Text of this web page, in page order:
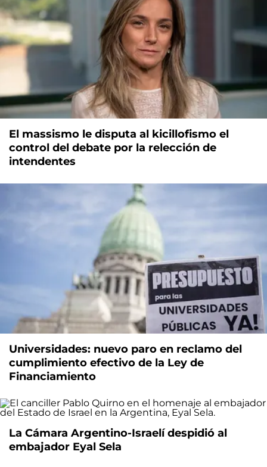
El massismo le disputa al kicillofismo el
control del debate por la relección de
intendentes
Universidades: nuevo paro en reclamo del
cumplimiento efectivo de la Ley de
Financiamiento
La Cámara Argentino-Israelí despidió al
embajador Eyal Sela